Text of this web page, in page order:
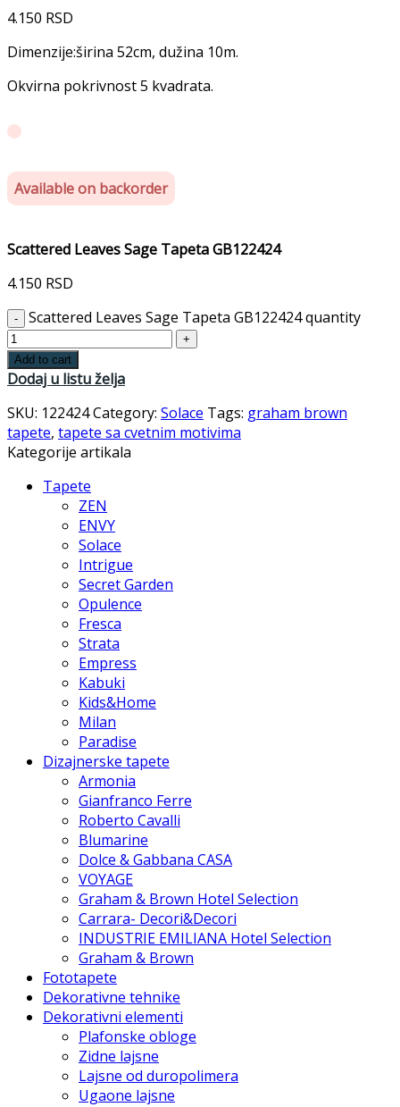
4.150 RSD
Dimenzije:širina 52cm, dužina 10m.
Okvirna pokrivnost 5 kvadrata.
Available on backorder
Scattered Leaves Sage Tapeta GB122424
4.150 RSD
Scattered Leaves Sage Tapeta GB122424 quantity
Add to cart
Dodaj u listu želja
SKU: 122424Category: Solace Tags: graham brown
tapete, tapete sa cvetnim motivima
Kategorije artikala
Tapete
ZEN
ENVY
Solace
Intrigue
Secret Garden
Opulence
Fresca
Strata
Empress
Kabuki
Kids&Home
Milan
Paradise
Dizajnerske tapete
Armonia
Gianfranco Ferre
Roberto Cavalli
Blumarine
Dolce & Gabbana CASA
VOYAGE
Graham & Brown Hotel Selection
Carrara- Decori&Decori
INDUSTRIE EMILIANA Hotel Selection
Graham & Brown
Fototapete
Dekorativne tehnike
Dekorativni elementi
Plafonske obloge
Zidne lajsne
Lajsne od duropolimera
Ugaone lajsne